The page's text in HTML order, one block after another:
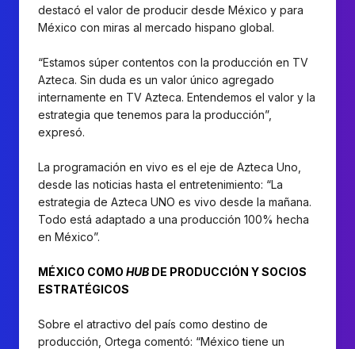
destacó el valor de producir desde México y para
México con miras al mercado hispano global.
“Estamos súper contentos con la producción en TV
Azteca. Sin duda es un valor único agregado
internamente en TV Azteca. Entendemos el valor y la
estrategia que tenemos para la producción”,
expresó.
La programación en vivo es el eje de Azteca Uno,
desde las noticias hasta el entretenimiento: “La
estrategia de Azteca UNO es vivo desde la mañana.
Todo está adaptado a una producción 100% hecha
en México”.
MÉXICO COMO HUB DE PRODUCCIÓN Y SOCIOS
ESTRATÉGICOS
Sobre el atractivo del país como destino de
producción, Ortega comentó: “México tiene un